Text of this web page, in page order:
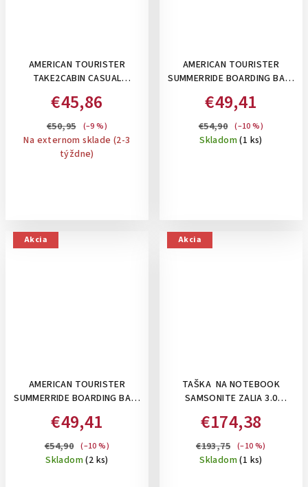
AMERICAN TOURISTER
TAKE2CABIN CASUAL
TAŠKA/BATOH POD SEDADLO
, 26,5 L: BLACK
€45,86
€50,95 (–9 %)
Na externom sklade (2-3
týždne)
AMERICAN TOURISTER
SUMMERRIDE BOARDING BAG,
SEDADLO 3V1: NAVY
€49,41
€54,90 (–10 %)
Skladom(1 ks)
Akcia
AMERICAN TOURISTER
SUMMERRIDE BOARDING BAG,
SEDADLO 3V1: BLACK
€49,41
€54,90 (–10 %)
Skladom(2 ks)
Akcia
TAŠKA NA NOTEBOOK
SAMSONITE ZALIA 3.0
BLACK
€174,38
€193,75 (–10 %)
Skladom(1 ks)